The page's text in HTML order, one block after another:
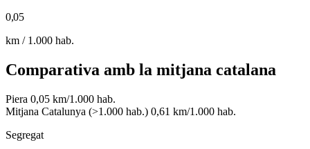
0,05
km / 1.000 hab.
Comparativa amb la mitjana catalana
Piera 0,05 km/1.000 hab.
Mitjana Catalunya (>1.000 hab.) 0,61 km/1.000 hab.
Segregat